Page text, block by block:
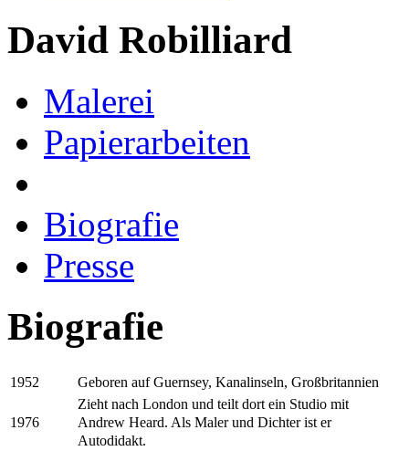
David Robilliard
Malerei
Papierarbeiten
Biografie
Presse
Biografie
1952 Geboren auf Guernsey, Kanalinseln, Großbritannien
1976
Zieht nach London und teilt dort ein Studio mit
Andrew Heard. Als Maler und Dichter ist er
Autodidakt.